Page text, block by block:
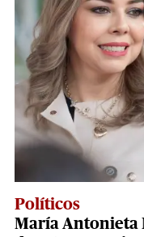
Políticos
María Antonieta